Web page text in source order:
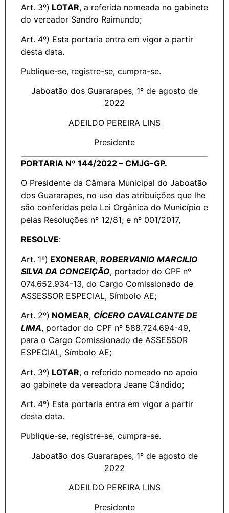
Art. 3º) LOTAR, a referida nomeada no gabinete
do vereador Sandro Raimundo;
Art. 4º) Esta portaria entra em vigor a partir
desta data.
Publique-se, registre-se, cumpra-se.
Jaboatão dos Guararapes, 1º de agosto de
2022
ADEILDO PEREIRA LINS
Presidente
PORTARIA Nº 144/2022 – CMJG-GP.
O Presidente da Câmara Municipal do Jaboatão
dos Guararapes, no uso das atribuições que lhe
são conferidas pela Lei Orgânica do Município e
pelas Resoluções nº 12/81; e nº 001/2017,
RESOLVE:
Art. 1º) EXONERAR, ROBERVANIO MARCILIO
SILVA DA CONCEIÇÃO, portador do CPF nº
074.652.934-13, do Cargo Comissionado de
ASSESSOR ESPECIAL, Símbolo AE;
Art. 2º) NOMEAR, CÍCERO CAVALCANTE DE
LIMA, portador do CPF nº 588.724.694-49,
para o Cargo Comissionado de ASSESSOR
ESPECIAL, Símbolo AE;
Art. 3º) LOTAR, o referido nomeado no apoio
ao gabinete da vereadora Jeane Cândido;
Art. 4º) Esta portaria entra em vigor a partir
desta data.
Publique-se, registre-se, cumpra-se.
Jaboatão dos Guararapes, 1º de agosto de
2022
ADEILDO PEREIRA LINS
Presidente